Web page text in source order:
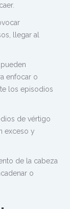
llegar al
enfocar o
los episodios
de vértigo
exceso y
de la cabeza
o